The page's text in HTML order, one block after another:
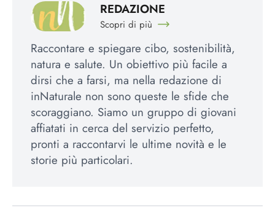
REDAZIONE
Scopri di più
Raccontare e spiegare cibo, sostenibilità,
natura e salute. Un obiettivo più facile a
dirsi che a farsi, ma nella redazione di
inNaturale non sono queste le sfide che
scoraggiano. Siamo un gruppo di giovani
affiatati in cerca del servizio perfetto,
pronti a raccontarvi le ultime novità e le
storie più particolari.